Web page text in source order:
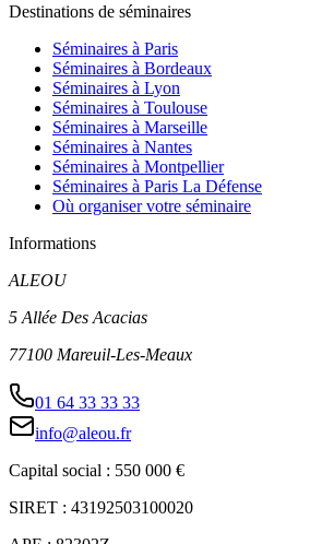
Destinations de séminaires
Séminaires à Paris
Séminaires à Bordeaux
Séminaires à Lyon
Séminaires à Toulouse
Séminaires à Marseille
Séminaires à Nantes
Séminaires à Montpellier
Séminaires à Paris La Défense
Où organiser votre séminaire
Informations
ALEOU
5 Allée Des Acacias
77100 Mareuil-Les-Meaux
01 64 33 33 33
info@aleou.fr
Capital social : 550 000 €
SIRET : 43192503100020